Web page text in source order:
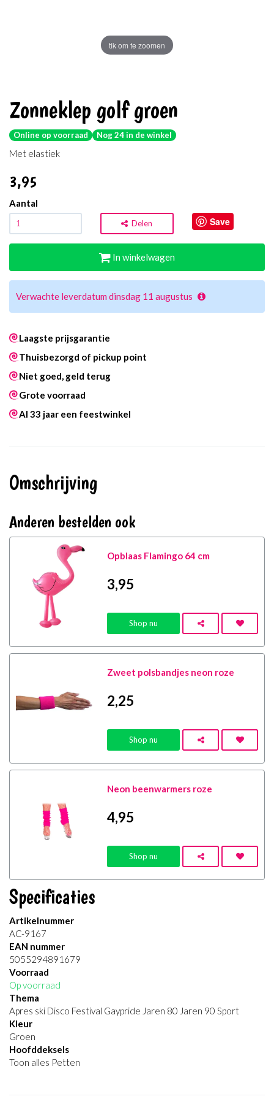
tik om te zoomen
Zonneklep golf groen
Online op voorraad Nog 24 in de winkel
Met elastiek
3,95
Aantal
Delen Save
In winkelwagen
Verwachte leverdatum dinsdag 11 augustus
Laagste prijsgarantie
Thuisbezorgd of pickup point
Niet goed, geld terug
Grote voorraad
Al 33 jaar een feestwinkel
Omschrijving
Anderen bestelden ook
Opblaas Flamingo 64 cm
3,95
Shop nu
Zweet polsbandjes neon roze
2,25
Shop nu
Neon beenwarmers roze
4,95
Shop nu
Specificaties
Artikelnummer
AC-9167
EAN nummer
5055294891679
Voorraad
Op voorraad
Thema
Apres ski Disco Festival Gaypride Jaren 80 Jaren 90 Sport
Kleur
Groen
Hoofddeksels
Toon alles Petten